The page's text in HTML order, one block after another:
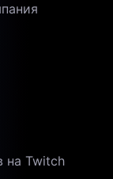
на Twitch